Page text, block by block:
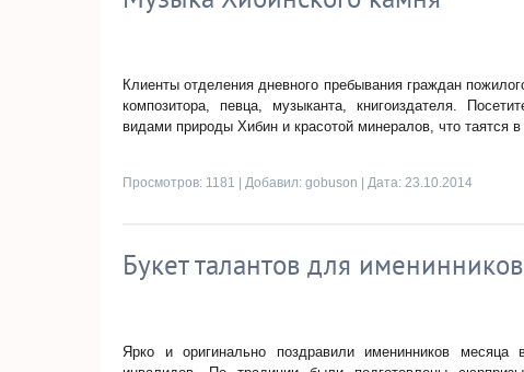
Клиенты отделения дневного пребывания граждан
композитора, певца, музыканта, книгоиздателя.
видами природы Хибин и красотой минералов, что таятся в
Просмотров: 1181 | Добавил: gobuson | Дата: 23.10.2014
Букет талантов для именинников
Ярко и оригинально поздравили именинников